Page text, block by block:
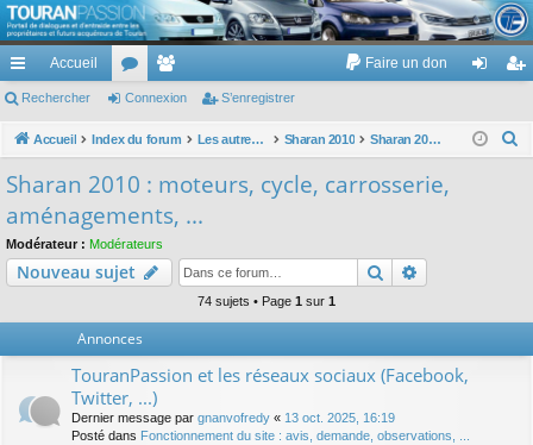
TouranPassion
Le forum des propriétaires ou futurs acquéreurs du Volkswagen Touran
cc
ès
de
Accueil
or
u
e
m
es
Faire un don
ne nr
Rechercher Connexion S’enregistrer
Accueil Index du forum Les autres voitures et ce qui touche à la voiture Sharan 2010 Sharan 2010 : moteurs, cycle, carrosserie, aménagements, ...
h
Sharan 2010 : moteurs, cycle, carrosserie,
aménagements, ...
Modérateur : Modérateurs
Nouveau sujet Rechercher
74 sujets • Page 1 sur 1
Annonces
TouranPassion et les réseaux sociaux (Facebook,
Twitter, ...)
Dernier message par gnanvofredy « 13 oct. 2025, 16:19
Posté dans Fonctionnement du site : avis, demande, observations, ...